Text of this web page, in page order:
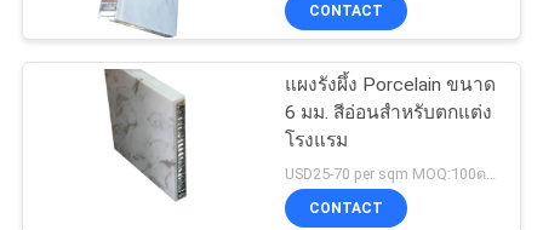
กับ
CONTACT
แผงรังผึ้ง Porcelain ขนาด
6 มม. สีอ่อนสำหรับตกแต่ง
โรงแรม
CONTACT